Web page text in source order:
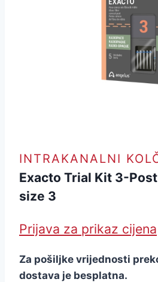
INTRAKANALNI
Exacto Trial Kit 3-
size 3
Prijava za prikaz cijena
Za pošiljke vrijednosti
dostava je besplatna.